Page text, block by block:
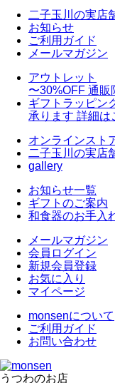
二子玉川の実店
お知らせ
ご利用ガイド
メールマガジン
アウトレット
〜30%OFF 通販
ギフトラッピン
承ります 詳細は
オンラインスト
二子玉川の実店
gallery
お知らせ一覧
ギフトのご案内
和食器のお手入
メールマガジン
会員ログイン
新規会員登録
お気に入り
マイページ
monsenについて
ご利用ガイド
お問い合わせ
うつわのお店